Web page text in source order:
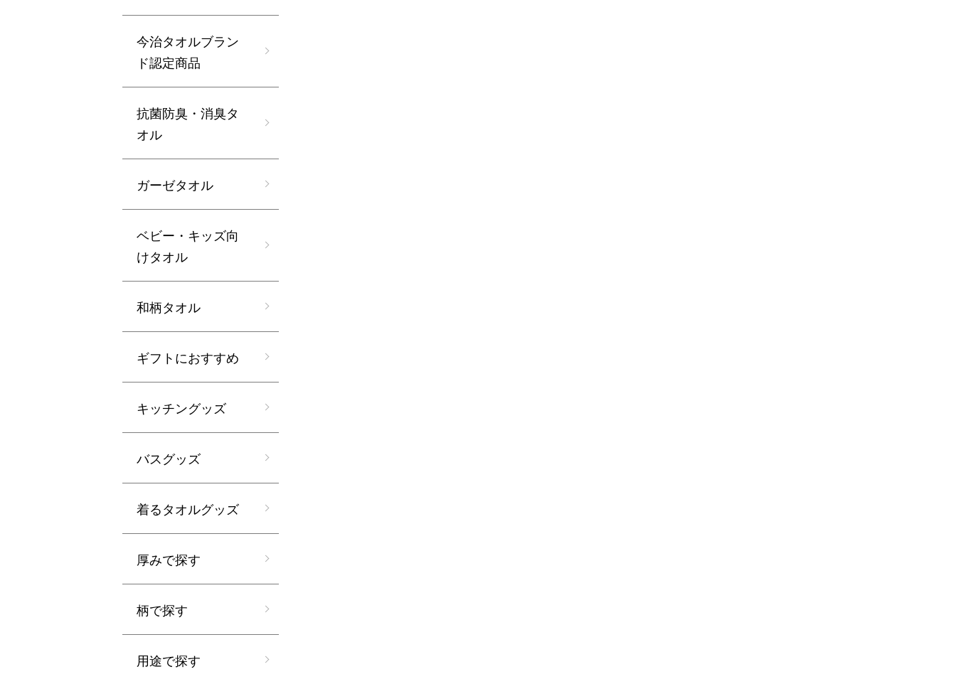
今治タオルブラン
ド認定商品
抗菌防臭・消臭タ
オル
ガーゼタオル
ベビー・キッズ向
けタオル
和柄タオル
ギフトにおすすめ
キッチングッズ
バスグッズ
着るタオルグッズ
厚みで探す
柄で探す
用途で探す